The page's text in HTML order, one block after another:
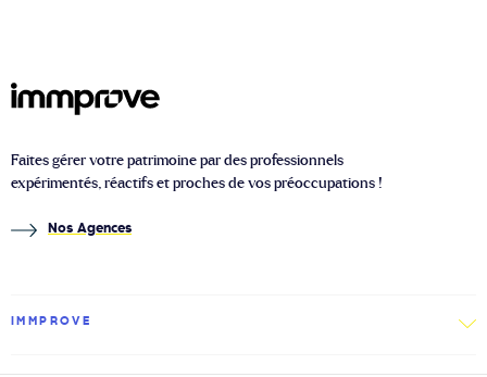
Faites gérer votre patrimoine par des professionnels
expérimentés, réactifs et proches de vos préoccupations !
Nos Agences
IMMPROVE